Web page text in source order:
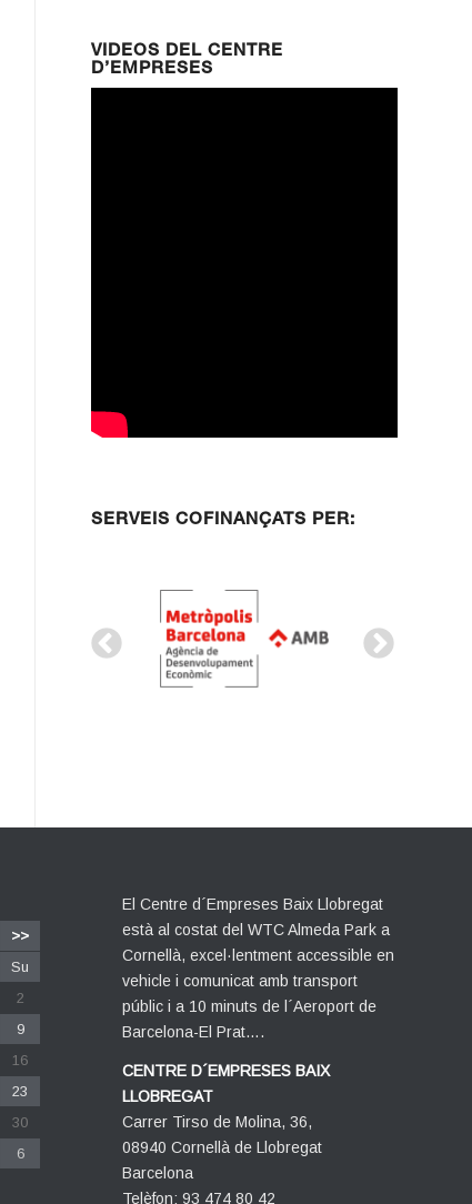
VIDEOS DEL CENTRE
D’EMPRESES
SERVEIS COFINANÇATS PER:
>>
Su
2
9
16
23
30
6
El Centre d´Empreses Baix Llobregat
està al costat del WTC Almeda Park a
Cornellà, excel·lentment accessible en
vehicle i comunicat amb transport
públic i a 10 minuts de l´Aeroport de
Barcelona-El Prat….
CENTRE D´EMPRESES BAIX
LLOBREGAT
Carrer Tirso de Molina, 36,
08940 Cornellà de Llobregat
Barcelona
Telèfon: 93 474 80 42